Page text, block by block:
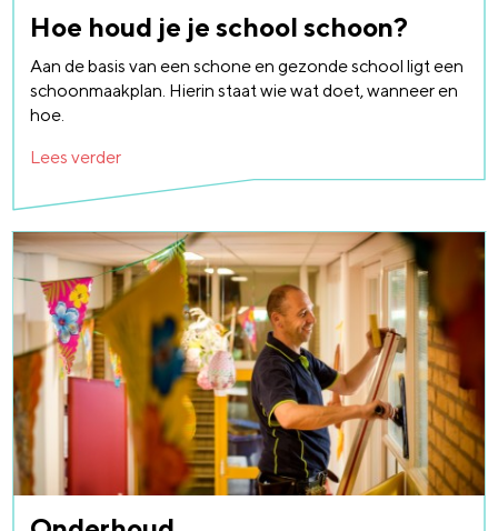
Hoe houd je je school schoon?
Aan de basis van een schone en gezonde school ligt een
schoonmaakplan. Hierin staat wie wat doet, wanneer en
hoe.
Lees verder